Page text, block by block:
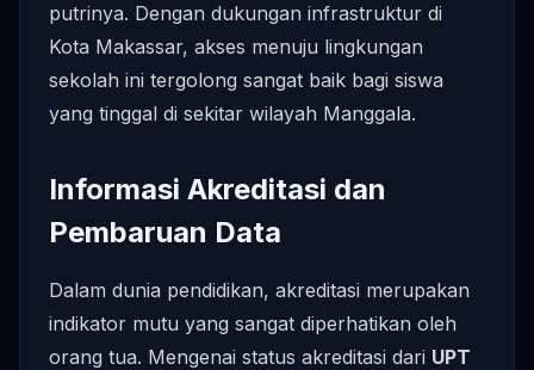
putrinya. Dengan dukungan infrastruktur di
Kota Makassar, akses menuju lingkungan
sekolah ini tergolong sangat baik bagi siswa
yang tinggal di sekitar wilayah Manggala.
Informasi Akreditasi dan
Pembaruan Data
Dalam dunia pendidikan, akreditasi merupakan
indikator mutu yang sangat diperhatikan oleh
orang tua. Mengenai status akreditasi dari UPT